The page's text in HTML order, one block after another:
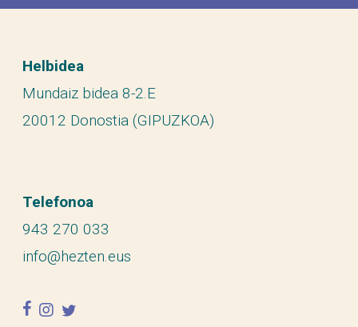
Helbidea
Mundaiz bidea 8-2.E
20012 Donostia (GIPUZKOA)
Telefonoa
943 270 033
info@hezten.eus
facebook
instagram
twitter